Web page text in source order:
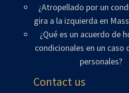
¿Atropellado por un
gira a la izquierda en
¿Qué es un acuerdo de
condicionales en un caso
personales?
Contact us